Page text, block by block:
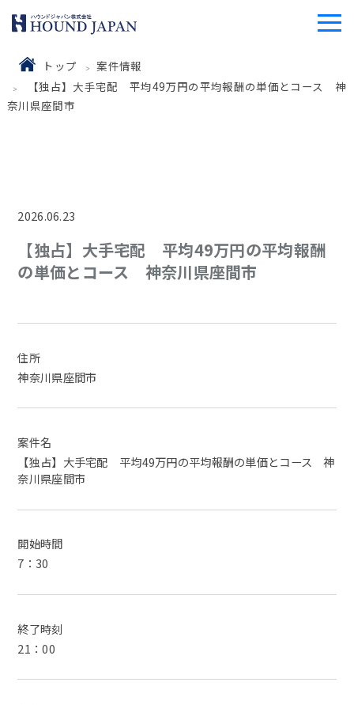
トップ
案件情報
【独占】大手宅配 平均49万円の平均報酬の単価とコース 神
奈川県座間市
2026.06.23
【独占】大手宅配 平均49万円の平均報酬
の単価とコース 神奈川県座間市
住所
神奈川県座間市
案件名
【独占】大手宅配 平均49万円の平均報酬の単価とコース 神
奈川県座間市
開始時間
7：30
終了時刻
21：00